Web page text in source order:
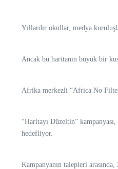
Yıllardır okullar, medya
Ancak bu haritanın büyük bir
Afrika merkezli “Africa No
“Haritayı Düzeltin”
hedefliyor.
Kampanyanın talepleri